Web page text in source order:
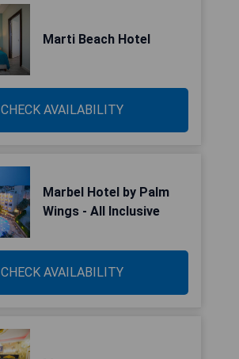
Marti Beach Hotel
CHECK AVAILABILITY
Marbel Hotel by Palm
Wings - All Inclusive
CHECK AVAILABILITY